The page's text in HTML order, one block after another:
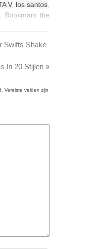
V, los santos
. Bookmark the
Swifts Shake
In 20 Stijlen »
Vereiste velden zijn